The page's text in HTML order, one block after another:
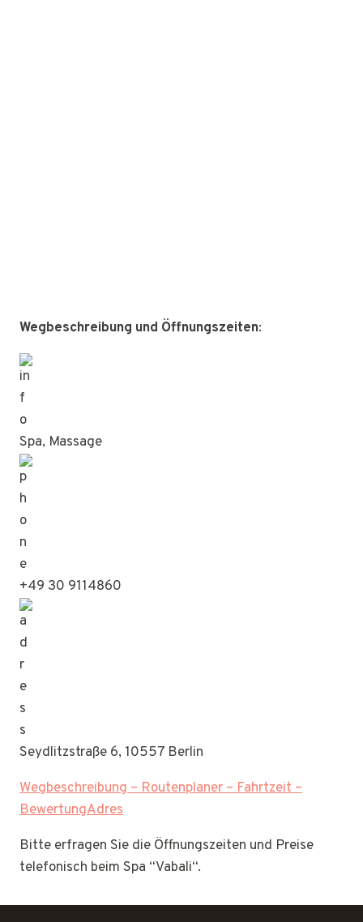
Wegbeschreibung und Öffnungszeiten:
Spa, Massage
+49 30 9114860
Seydlitzstraße 6, 10557 Berlin
Wegbeschreibung – Routenplaner – Fahrtzeit –
BewertungAdres
Bitte erfragen Sie die Öffnungszeiten und Preise
telefonisch beim Spa “Vabali“.